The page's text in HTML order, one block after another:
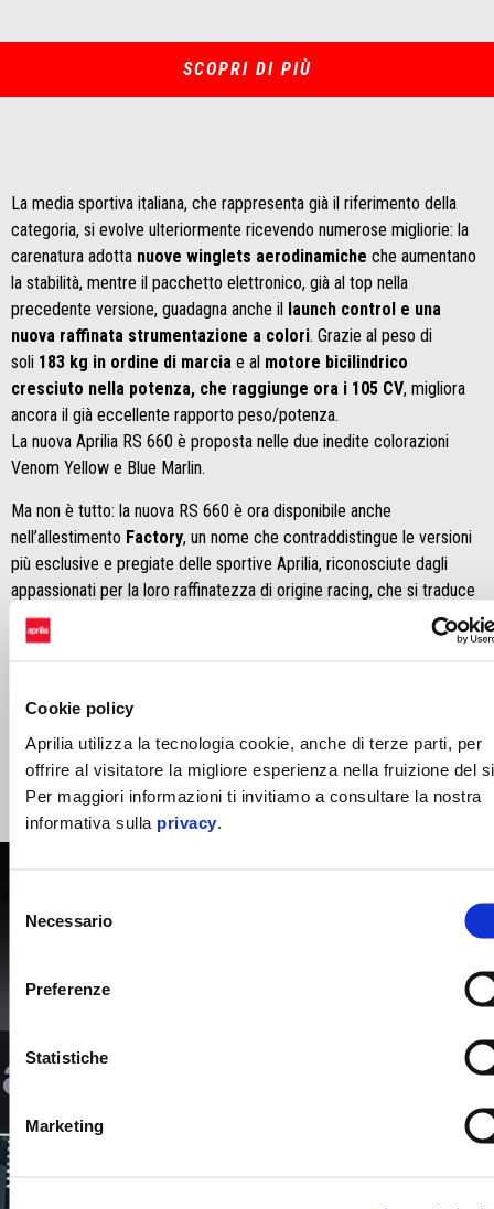
Cookie policy
Aprilia utilizza la tecnologia cookie, anche di terze parti, per
offrire al visitatore la migliore esperienza nella fruizione del
Per maggiori informazioni ti invitiamo a consultare la nostra
informativa sulla privacy
delNecessario
Preferenze
Statistiche
Marketing
SCOPRI DI PIÙ
La media sportiva italiana, che rappresenta già il riferimento della
categoria, si evolve ulteriormente ricevendo numerose migliorie: la
carenatura adotta nuove winglets aerodinamiche che aumentano
la stabilità, mentre il pacchetto elettronico, già al top nella
precedente versione, guadagna anche il launch control e una
nuova raffinata strumentazione a colori. Grazie al peso di
soli 183 kg in ordine di marcia e al motore bicilindrico
cresciuto nella potenza, che raggiunge ora i 105 CV, migliora
ancora il già eccellente rapporto peso/potenza.
La nuova Aprilia RS 660 è proposta nelle due inedite colorazioni
Venom Yellow e Blue Marlin.
Ma non è tutto: la nuova RS 660 è ora disponibile anche
nell’allestimento Factory, un nome che contraddistingue le versioni
più esclusive e pregiate delle sportive Aprilia, riconosciute dagli
appassionati per la loro raffinatezza di origine racing, che si traduce
in un’esperienza di guida unica in pista e in strada.
Aprilia RS 660 Factory
sospensioni